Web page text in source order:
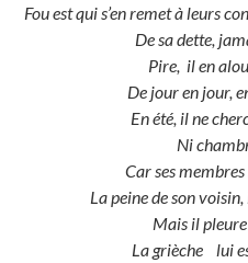
Fou est qui s’en remet à leurs
De sa dette,
Pire, il en
De jour en jour,
En été, il ne
Ni
Car ses
La peine de son voisin,
Mais il
La grièche lui